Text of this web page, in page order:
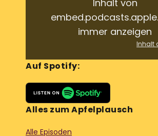
Inhalt von
immer anzeigen
Inhalt
Auf Spotify:
Alles zum Apfelplausch
Alle Episoden